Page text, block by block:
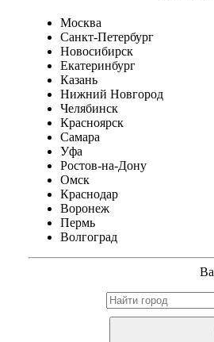
Москва
Санкт-Петербург
Новосибирск
Екатеринбург
Казань
Нижний Новгород
Челябинск
Красноярск
Самара
Уфа
Ростов-на-Дону
Омск
Краснодар
Воронеж
Пермь
Волгоград